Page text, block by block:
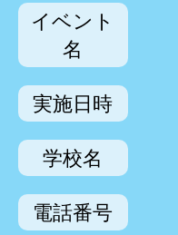
イベント
名
実施日時
学校名
電話番号